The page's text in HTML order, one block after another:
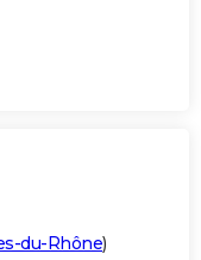
du-Rhône)